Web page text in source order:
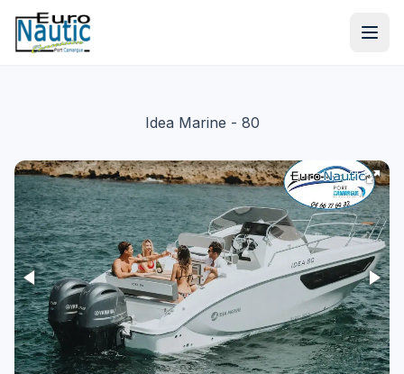
Idea Marine - 80